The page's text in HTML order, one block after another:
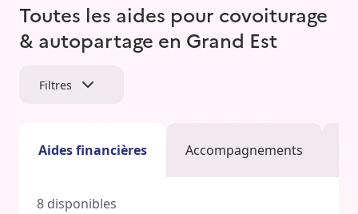
Toutes les aides pour covoiturage
& autopartage en Grand Est
Filtres
Aides financières Accompagnements
8 disponibles